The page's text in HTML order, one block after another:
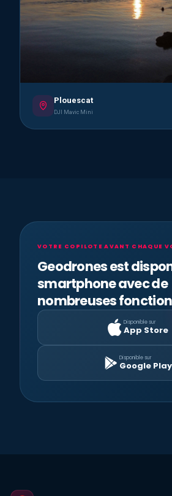
Plouescat
DJI Mavic Mini
VOTRE COPILOTE AVANT CHAQUE
Geodrones est
smartphone avec de
nombreuses
Disponible sur
App Store
Disponible sur
Google Play